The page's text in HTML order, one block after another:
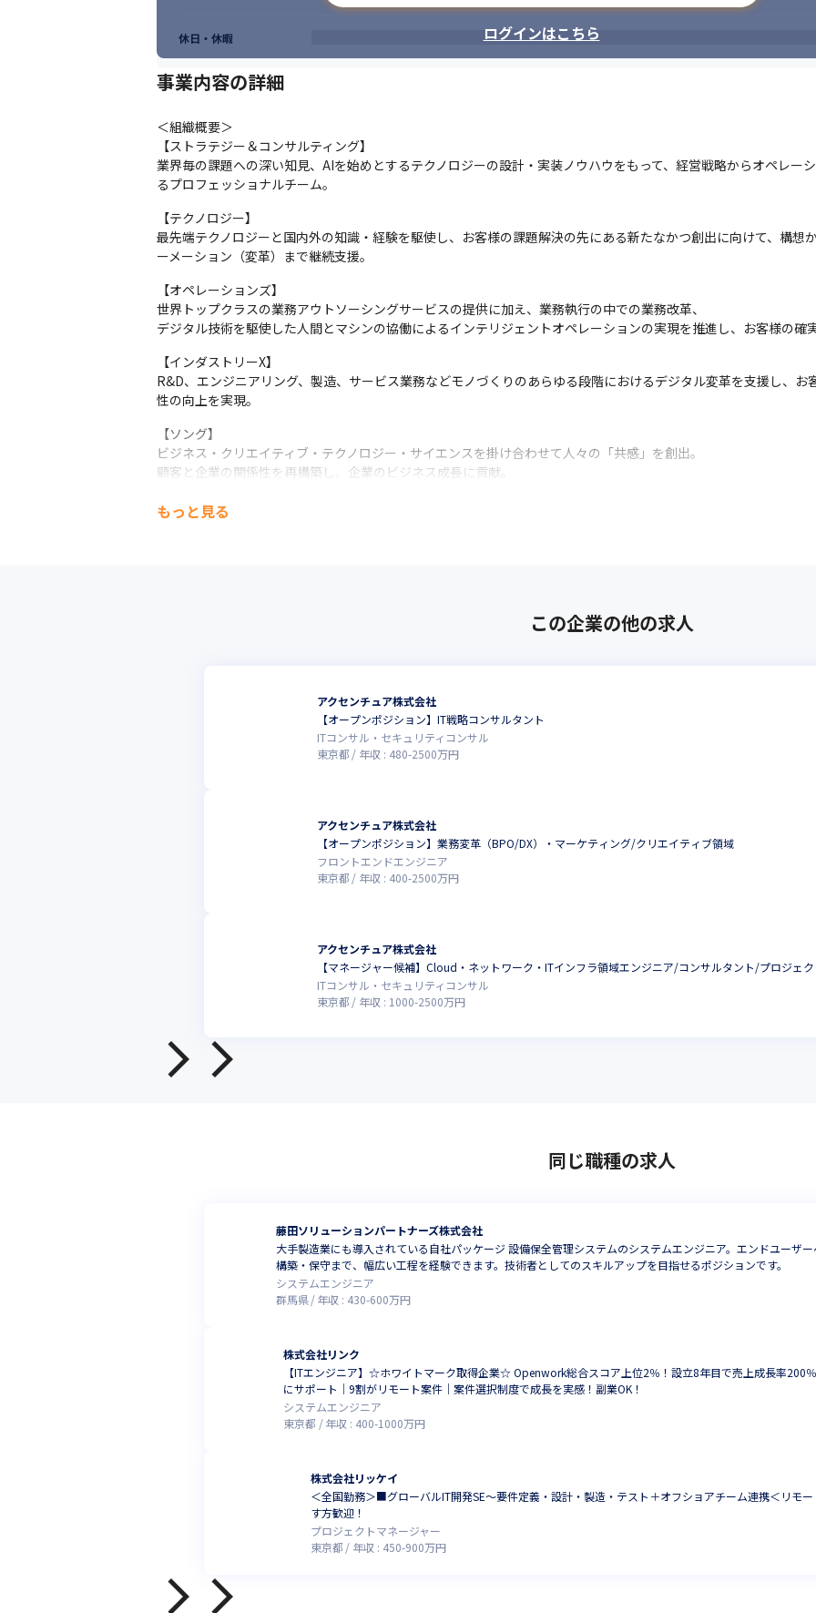
ログインはこちら
休日・休暇
事業内容の詳細
＜組織概要＞
【ストラテジー＆コンサルティング】
業界毎の課題への深い知見、AIを始めとするテクノロジーの設計・実装ノウハウをもって、経営戦略からオペレー
るプロフェッショナルチーム。
【テクノロジー】
最先端テクノロジーと国内外の知識・経験を駆使し、お客様の課題解決の先にある新たなかつ創出に向けて、構想
ーメーション（変革）まで継続支援。
【オペレーションズ】
世界トップクラスの業務アウトソーシングサービスの提供に加え、業務執行の中での業務改革、
デジタル技術を駆使した人間とマシンの協働によるインテリジェントオペレーションの実現を推進し、お客様の確
【インダストリーX】
R&D、エンジニアリング、製造、サービス業務などモノづくりのあらゆる段階におけるデジタル変革を支援し、
性の向上を実現。
【ソング】
ビジネス・クリエイティブ・テクノロジー・サイエンスを掛け合わせて人々の「共感」を創出。
顧客と企業の関係性を再構築し、企業のビジネス成長に貢献。
もっと見る
この企業の他の求人
アクセンチュア株式会社
【オープンポジション】IT戦略コンサルタント
ITコンサル・セキュリティコンサル
東京都
年収 : 480-2500万円
アクセンチュア株式会社
【オープンポジション】業務変革（BPO/DX）・マーケティング/クリエイティブ領域
フロントエンドエンジニア
東京都
年収 : 400-2500万円
アクセンチュア株式会社
【マネージャー候補】Cloud・ネットワーク・ITインフラ領域エンジニア/コンサルタント/プロジェ
ITコンサル・セキュリティコンサル
東京都
年収 : 1000-2500万円
同じ職種の求人
藤田ソリューションパートナーズ株式会社
大手製造業にも導入されている自社パッケージ 設備保全管理システムのシステムエンジニア。エンドユーザ
構築・保守まで、幅広い工程を経験できます。技術者としてのスキルアップを目指せるポジションです。
システムエンジニア
群馬県
年収 : 430-600万円
株式会社リンク
【ITエンジニア】☆ホワイトマーク取得企業☆ Openwork総合スコア上位2％！設立8年目で売上成長率200
にサポート｜9割がリモート案件｜案件選択制度で成長を実感！副業OK！
システムエンジニア
東京都
年収 : 400-1000万円
株式会社リッケイ
＜全国勤務＞■グローバルIT開発SE～要件定義・設計・製造・テスト＋オフショアチーム連携＜リモ
す方歓迎！
プロジェクトマネージャー
東京都
年収 : 450-900万円